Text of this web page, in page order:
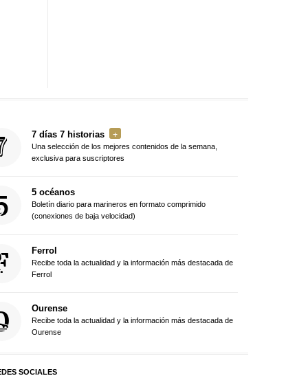
7 días 7 historias
Una selección de los mejores contenidos de la semana,
exclusiva para suscriptores
5 océanos
Boletín diario para marineros en formato comprimido
(conexiones de baja velocidad)
Ferrol
Recibe toda la actualidad y la información más destacada de
Ferrol
Ourense
Recibe toda la actualidad y la información más destacada de
Ourense
SOCIALES